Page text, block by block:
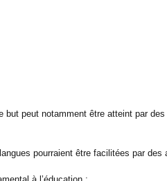
peut notamment être atteint par
pourraient être facilitées par des